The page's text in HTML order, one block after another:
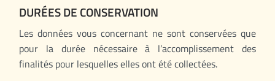
DURÉES DE CONSERVATION
Les données vous concernant ne sont conservées que
pour la durée nécessaire à l’accomplissement des
finalités pour lesquelles elles ont été collectées.